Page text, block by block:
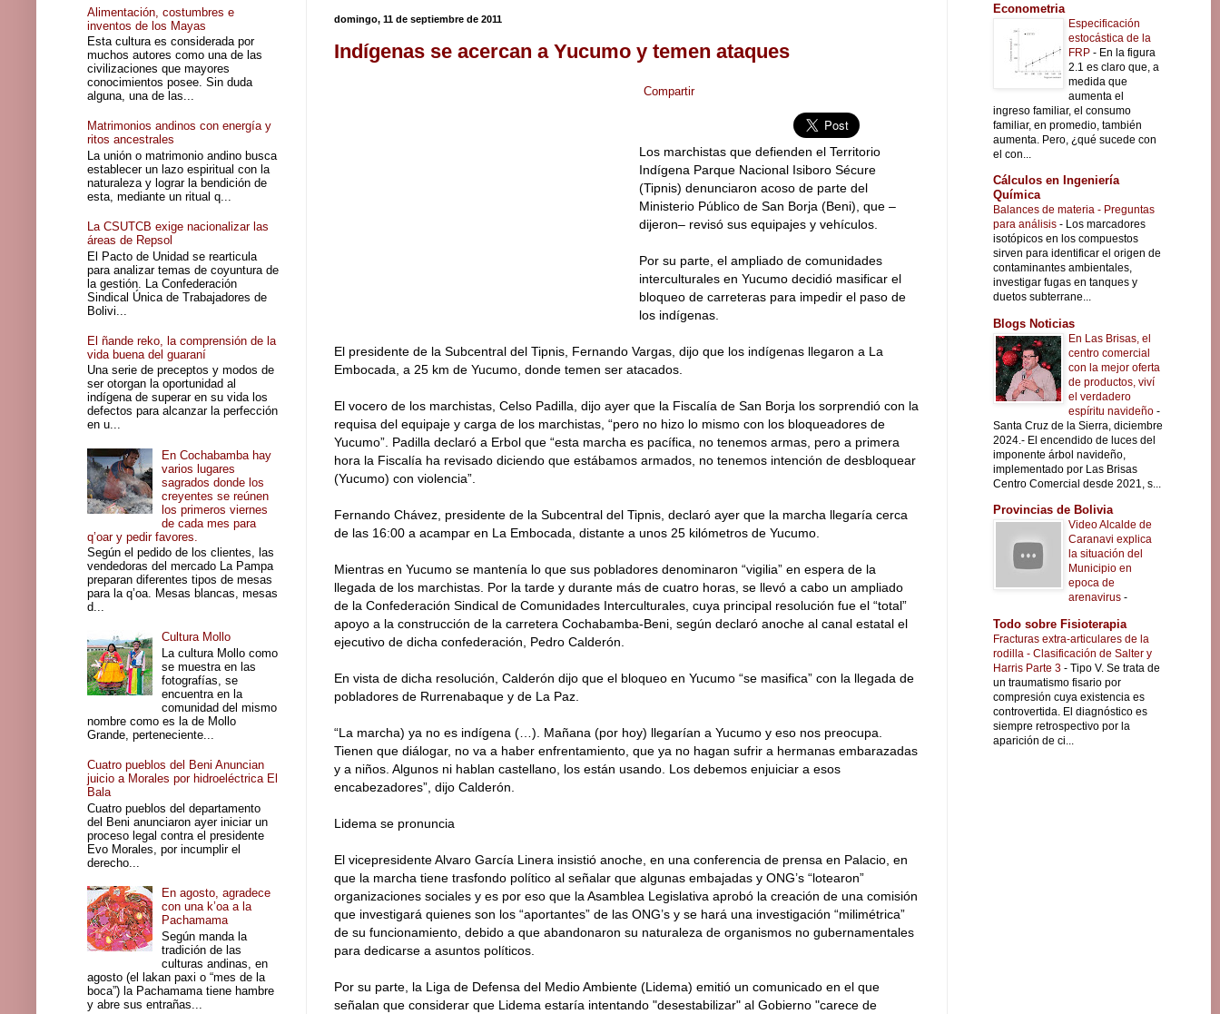
domingo, 11 de septiembre de 2011
Indígenas se acercan a Yucumo y temen ataques
Compartir
Los marchistas que defienden el Territorio
Indígena Parque Nacional Isiboro Sécure
(Tipnis) denunciaron acoso de parte del
Ministerio Público de San Borja (Beni), que –
dijeron– revisó sus equipajes y vehículos.
Por su parte, el ampliado de comunidades
interculturales en Yucumo decidió masificar el
bloqueo de carreteras para impedir el paso de
los indígenas.
El presidente de la Subcentral del Tipnis, Fernando Vargas, dijo que los indígenas llegaron a La
Embocada, a 25 km de Yucumo, donde temen ser atacados.
El vocero de los marchistas, Celso Padilla, dijo ayer que la Fiscalía de San Borja los sorprendió con la
requisa del equipaje y carga de los marchistas, “pero no hizo lo mismo con los bloqueadores de
Yucumo”. Padilla declaró a Erbol que “esta marcha es pacífica, no tenemos armas, pero a primera
hora la Fiscalía ha revisado diciendo que estábamos armados, no tenemos intención de desbloquear
(Yucumo) con violencia”.
Fernando Chávez, presidente de la Subcentral del Tipnis, declaró ayer que la marcha llegaría cerca
de las 16:00 a acampar en La Embocada, distante a unos 25 kilómetros de Yucumo.
Mientras en Yucumo se mantenía lo que sus pobladores denominaron “vigilia” en espera de la
llegada de los marchistas. Por la tarde y durante más de cuatro horas, se llevó a cabo un ampliado
de la Confederación Sindical de Comunidades Interculturales, cuya principal resolución fue el “total”
apoyo a la construcción de la carretera Cochabamba-Beni, según declaró anoche al canal estatal el
ejecutivo de dicha confederación, Pedro Calderón.
En vista de dicha resolución, Calderón dijo que el bloqueo en Yucumo “se masifica” con la llegada de
pobladores de Rurrenabaque y de La Paz.
“La marcha) ya no es indígena (…). Mañana (por hoy) llegarían a Yucumo y eso nos preocupa.
Tienen que diálogar, no va a haber enfrentamiento, que ya no hagan sufrir a hermanas embarazadas
y a niños. Algunos ni hablan castellano, los están usando. Los debemos enjuiciar a esos
encabezadores”, dijo Calderón.
Lidema se pronuncia
El vicepresidente Alvaro García Linera insistió anoche, en una conferencia de prensa en Palacio, en
que la marcha tiene trasfondo político al señalar que algunas embajadas y ONG’s “lotearon”
organizaciones sociales y es por eso que la Asamblea Legislativa aprobó la creación de una comisión
que investigará quienes son los “aportantes” de las ONG’s y se hará una investigación “milimétrica”
de su funcionamiento, debido a que abandonaron su naturaleza de organismos no gubernamentales
para dedicarse a asuntos políticos.
Por su parte, la Liga de Defensa del Medio Ambiente (Lidema) emitió un comunicado en el que
señalan que considerar que Lidema estaría intentando "desestabilizar" al Gobierno "carece de
Alimentación, costumbres e
inventos de los Mayas
Esta cultura es considerada por
muchos autores como una de las
civilizaciones que mayores
conocimientos posee. Sin duda
alguna, una de las...
Matrimonios andinos con energía y
ritos ancestrales
La unión o matrimonio andino busca
establecer un lazo espiritual con la
naturaleza y lograr la bendición de
esta, mediante un ritual q...
La CSUTCB exige nacionalizar las
áreas de Repsol
El Pacto de Unidad se rearticula
para analizar temas de coyuntura de
la gestión. La Confederación
Sindical Única de Trabajadores de
Bolivi...
El ñande reko, la comprensión de la
vida buena del guaraní
Una serie de preceptos y modos de
ser otorgan la oportunidad al
indígena de superar en su vida los
defectos para alcanzar la perfección
en u...
En Cochabamba hay
varios lugares
sagrados donde los
creyentes se reúnen
los primeros viernes
de cada mes para
q’oar y pedir favores.
Según el pedido de los clientes, las
vendedoras del mercado La Pampa
preparan diferentes tipos de mesas
para la q’oa. Mesas blancas, mesas
d...
Cultura Mollo
La cultura Mollo como
se muestra en las
fotografías, se
encuentra en la
comunidad del mismo
nombre como es la de Mollo
Grande, perteneciente...
Cuatro pueblos del Beni Anuncian
juicio a Morales por hidroeléctrica El
Bala
Cuatro pueblos del departamento
del Beni anunciaron ayer iniciar un
proceso legal contra el presidente
Evo Morales, por incumplir el
derecho...
En agosto, agradece
con una k’oa a la
Pachamama
Según manda la
tradición de las
culturas andinas, en
agosto (el lakan paxi o “mes de la
boca”) la Pachamama tiene hambre
y abre sus entrañas...
Econometria
Especificación
estocástica de la
FRP - En la figura
2.1 es claro que, a
medida que
aumenta el
ingreso familiar, el consumo
familiar, en promedio, también
aumenta. Pero, ¿qué sucede con
el con...
Cálculos en Ingeniería
Química
Balances de materia - Preguntas
para análisis - Los marcadores
isotópicos en los compuestos
sirven para identificar el origen de
contaminantes ambientales,
investigar fugas en tanques y
duetos subterrane...
Blogs Noticias
En Las Brisas, el
centro comercial
con la mejor oferta
de productos, viví
el verdadero
espíritu navideño -
Santa Cruz de la Sierra, diciembre
2024.- El encendido de luces del
imponente árbol navideño,
implementado por Las Brisas
Centro Comercial desde 2021, s...
Provincias de Bolivia
Video Alcalde de
Caranavi explica
la situación del
Municipio en
epoca de
arenavirus -
Todo sobre Fisioterapia
Fracturas extra-articulares de la
rodilla - Clasificación de Salter y
Harris Parte 3 - Tipo V. Se trata de
un traumatismo fisario por
compresión cuya existencia es
controvertida. El diagnóstico es
siempre retrospectivo por la
aparición de ci...